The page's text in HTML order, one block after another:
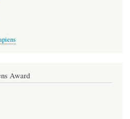
Award